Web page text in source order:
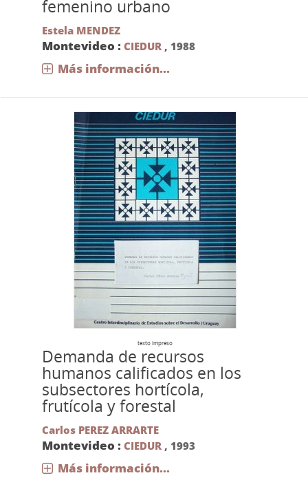
femenino urbano
Estela MENDEZ
Montevideo : CIEDUR, 1988
Más información...
texto impreso
Demanda de recursos
humanos calificados en los
subsectores hortícola,
frutícola y forestal
Carlos PEREZ ARRARTE
Montevideo : CIEDUR, 1993
Más información...